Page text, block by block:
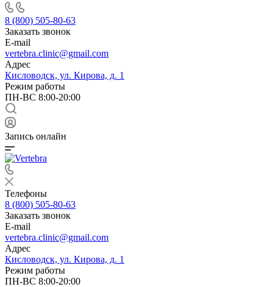
8 (800) 505-80-63
Заказать звонок
E-mail
vertebra.clinic@gmail.com
Адрес
Кисловодск, ул. Кирова, д. 1
Режим работы
ПН-ВС 8:00-20:00
Запись онлайн
Телефоны
8 (800) 505-80-63
Заказать звонок
E-mail
vertebra.clinic@gmail.com
Адрес
Кисловодск, ул. Кирова, д. 1
Режим работы
ПН-ВС 8:00-20:00